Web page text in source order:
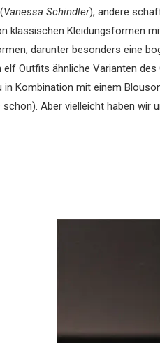
Vanessa Schindler), andere
klassischen Kleidungsformen
darunter besonders eine
Outfits ähnliche Varianten
Kombination mit einem
Aber vielleicht haben